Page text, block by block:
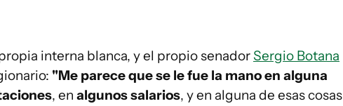
interna blanca, y el propio senador Sergio Botana
"Me parece que se le fue la mano en alguna
, en algunos salarios, y en alguna de esas cosas